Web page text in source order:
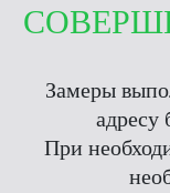
Замеры
адресу
При